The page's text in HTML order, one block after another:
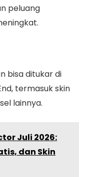
peluang
bisa ditukar di
termasuk skin
lainnya.
Juli 2026:
dan Skin